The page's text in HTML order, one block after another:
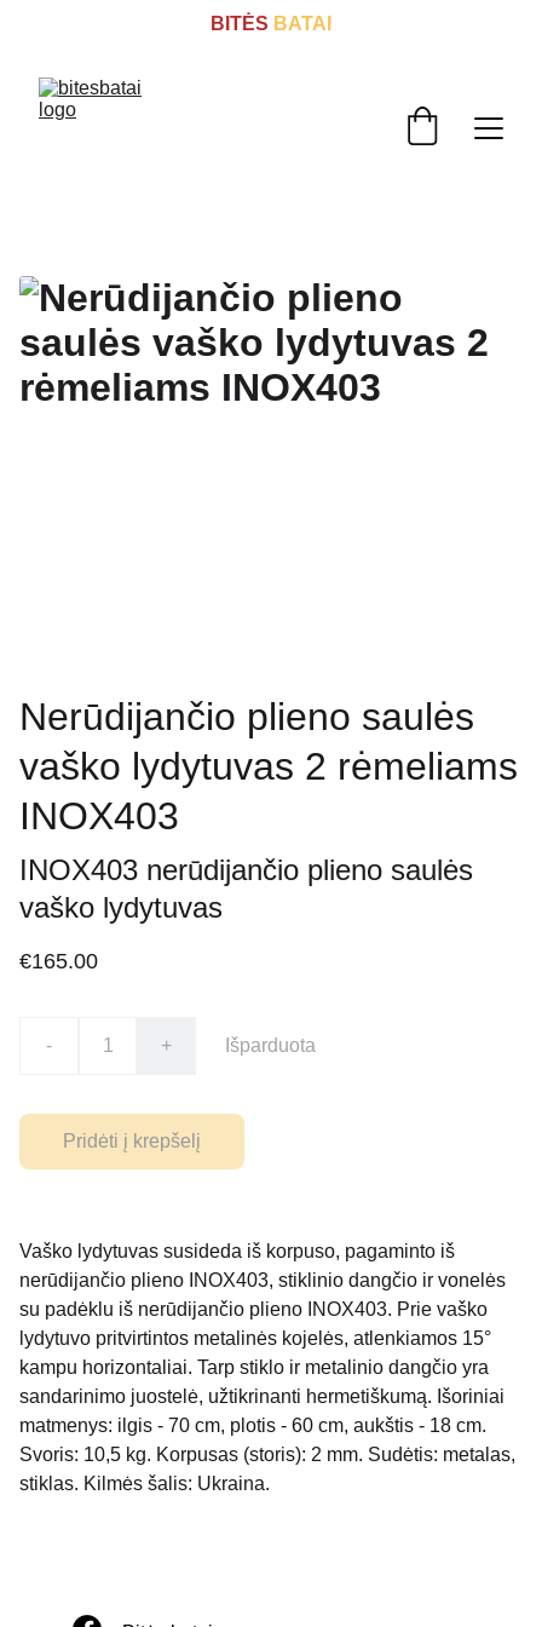
BITĖS BATAI
Nerūdijančio plieno saulės
vaško lydytuvas 2 rėmeliams
INOX403
INOX403 nerūdijančio plieno saulės
vaško lydytuvas
€165.00
- + Išparduota
Pridėti į krepšelį
Vaško lydytuvas susideda iš korpuso, pagaminto iš
nerūdijančio plieno INOX403, stiklinio dangčio ir vonelės
su padėklu iš nerūdijančio plieno INOX403. Prie vaško
lydytuvo pritvirtintos metalinės kojelės, atlenkiamos 15°
kampu horizontaliai. Tarp stiklo ir metalinio dangčio yra
sandarinimo juostelė, užtikrinanti hermetiškumą. Išoriniai
matmenys: ilgis - 70 cm, plotis - 60 cm, aukštis - 18 cm.
Svoris: 10,5 kg. Korpusas (storis): 2 mm. Sudėtis: metalas,
stiklas. Kilmės šalis: Ukraina.